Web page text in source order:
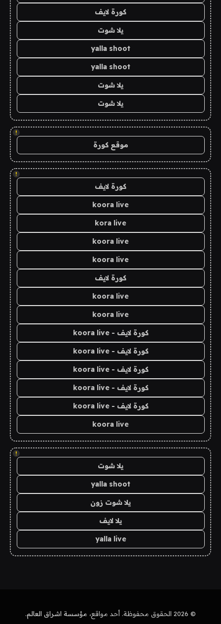
كورة لايف
يلا شوت
yalla shoot
yalla shoot
يلا شوت
يلا شوت
!
موقع كورة
!
كورة لايف
koora live
kora live
koora live
koora live
كورة لايف
koora live
koora live
كورة لايف - koora live
كورة لايف - koora live
كورة لايف - koora live
كورة لايف - koora live
كورة لايف - koora live
koora live
!
يلا شوت
yalla shoot
يلا شوت زون
يلا لايف
yalla live
© 2026 الحقوق محفوظة. أحد مواقع، مؤسسة اشراق العالم.